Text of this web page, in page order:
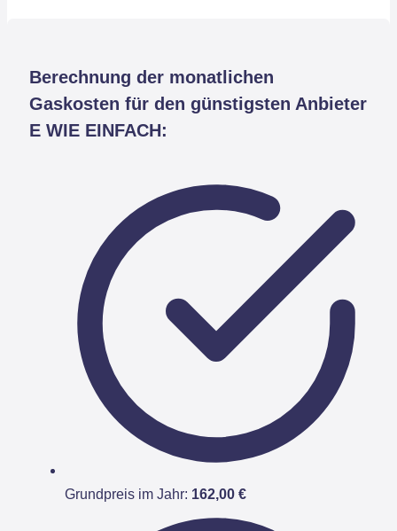
Berechnung der monatlichen
Gaskosten für den günstigsten Anbieter
E WIE EINFACH:
Grundpreis im Jahr: 162,00 €